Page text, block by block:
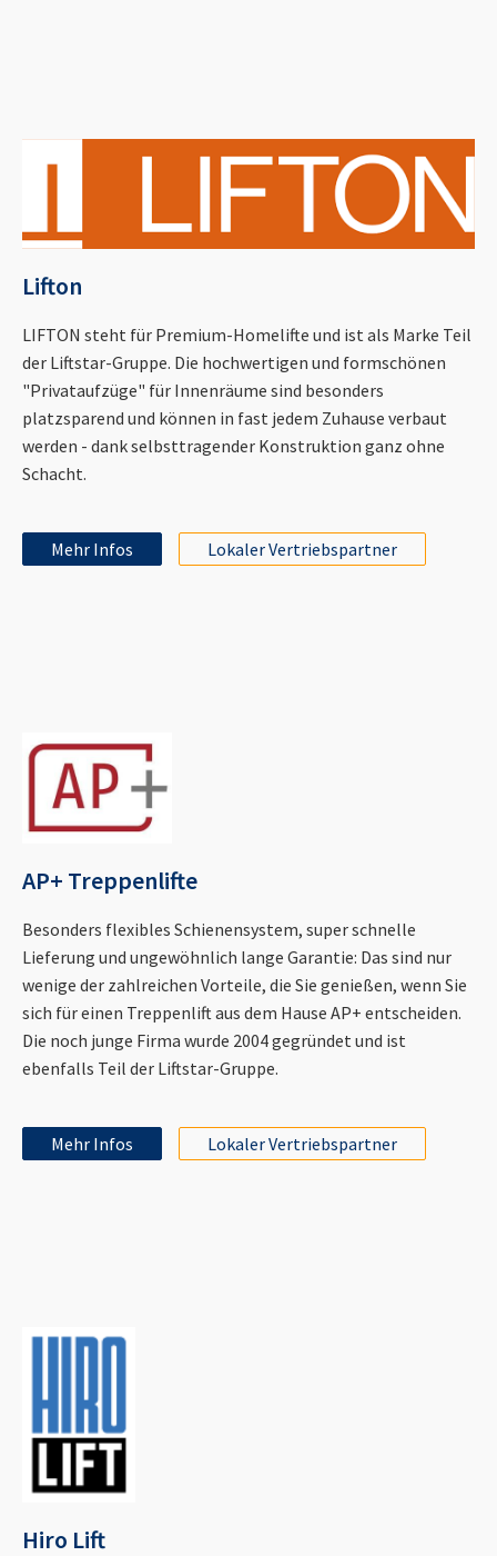
Lifton
LIFTON steht für Premium-Homelifte und ist als Marke Teil
der Liftstar-Gruppe. Die hochwertigen und formschönen
"Privataufzüge" für Innenräume sind besonders
platzsparend und können in fast jedem Zuhause verbaut
werden - dank selbsttragender Konstruktion ganz ohne
Schacht.
Mehr Infos Lokaler Vertriebspartner
AP+ Treppenlifte
Besonders flexibles Schienensystem, super schnelle
Lieferung und ungewöhnlich lange Garantie: Das sind nur
wenige der zahlreichen Vorteile, die Sie genießen, wenn Sie
sich für einen Treppenlift aus dem Hause AP+ entscheiden.
Die noch junge Firma wurde 2004 gegründet und ist
ebenfalls Teil der Liftstar-Gruppe.
Mehr Infos Lokaler Vertriebspartner
Hiro Lift